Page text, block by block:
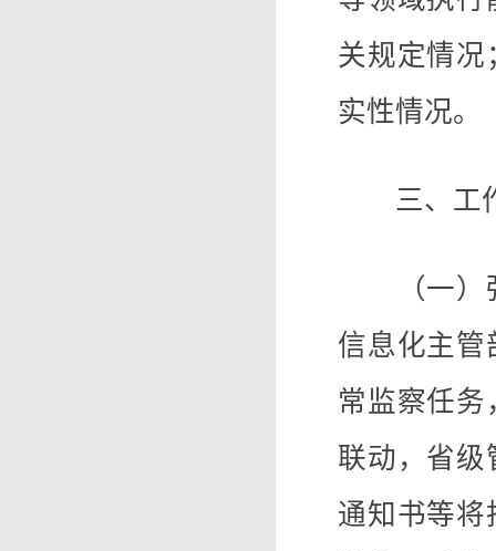
关规定情况
实性情况。
三、工
（一）强
信息化主管
常监察任
联动，省级
通知书等将